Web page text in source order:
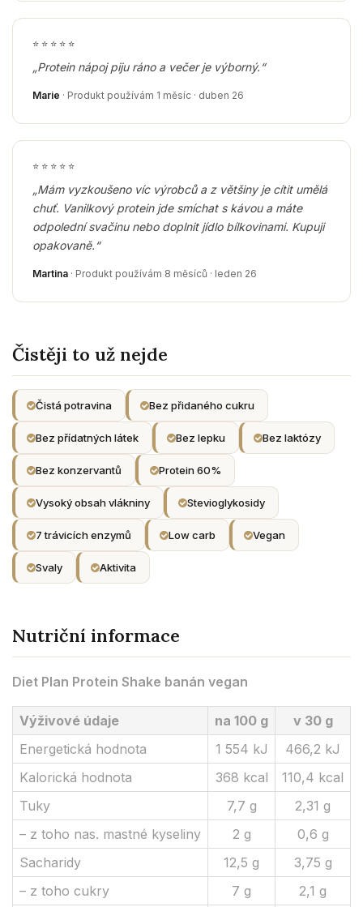
⭐ ⭐ ⭐ ⭐ ⭐
„Protein nápoj piju ráno a večer je výborný.“
Marie · Produkt používám 1 měsíc · duben 26
⭐ ⭐ ⭐ ⭐ ⭐
„Mám vyzkoušeno víc výrobců a z většiny je cítit umělá
chuť. Vanilkový protein jde smíchat s kávou a máte
odpolední svačinu nebo doplnit jídlo bílkovinami. Kupuji
opakovaně.“
Martina · Produkt používám 8 měsíců · leden 26
Čistěji to už nejde
Čistá potravina Bez přidaného cukru
Bez přídatných látek Bez lepku Bez laktózy
Bez konzervantů Protein 60%
Vysoký obsah vlákniny Stevioglykosidy
7 trávicích enzymů Low carb Vegan
Svaly Aktivita
Nutriční informace
Diet Plan Protein Shake banán vegan
Výživové údaje na 100 g
v 30 g
Energetická hodnota
1 554 kJ
466,2 kJ
Kalorická hodnota
368 kcal
110,4 kcal
Tuky
7,7 g
2,31 g
– z toho nas. mastné kyseliny
2 g
0,6 g
Sacharidy
12,5 g
3,75 g
– z toho cukry
7 g 2,1 g